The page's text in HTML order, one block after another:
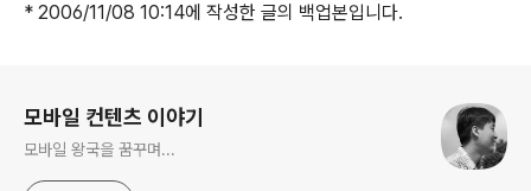
* 2006/11/08 10:14에 작성한 글의 백업본입니다.
모바일 컨텐츠 이야기
모바일 왕국을 꿈꾸며...